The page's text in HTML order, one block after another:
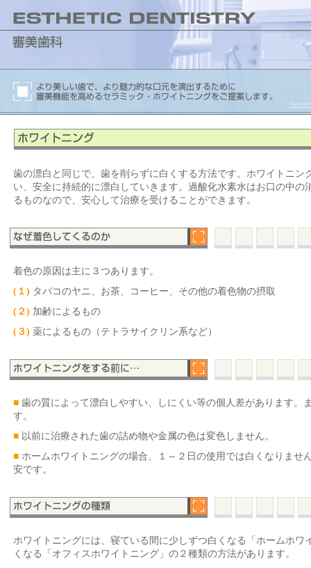
歯の漂白と同じで、歯を削らずに白くする方法です。ホワイトニン
い、安全に持続的に漂白していきます。過酸化水素水はお口の中の
るものなので、安心して治療を受けることができます。
着色の原因は主に３つあります。
(１) タバコのヤニ、お茶、コーヒー、その他の着色物の摂取
(２) 加齢によるもの
(３) 薬によるもの（テトラサイクリン系など）
■ 歯の質によって漂白しやすい、しにくい等の個人差があります。
す。
■ 以前に治療された歯の詰め物や金属の色は変色しません。
■ ホームホワイトニングの場合、１～２日の使用では白くなりませ
安です。
ホワイトニングには、寝ている間に少しずつ白くなる「ホームホワ
くなる「オフィスホワイトニング」の２種類の方法があります。